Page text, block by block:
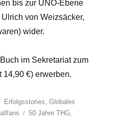
bis zur UNO-Ebene
von Weizsäcker,
wider.
im Sekretariat zum
14,90 €) erwerben.
Kategorien
Erfolgsstories,Globales
Schlagwörter
50 Jahre THG,